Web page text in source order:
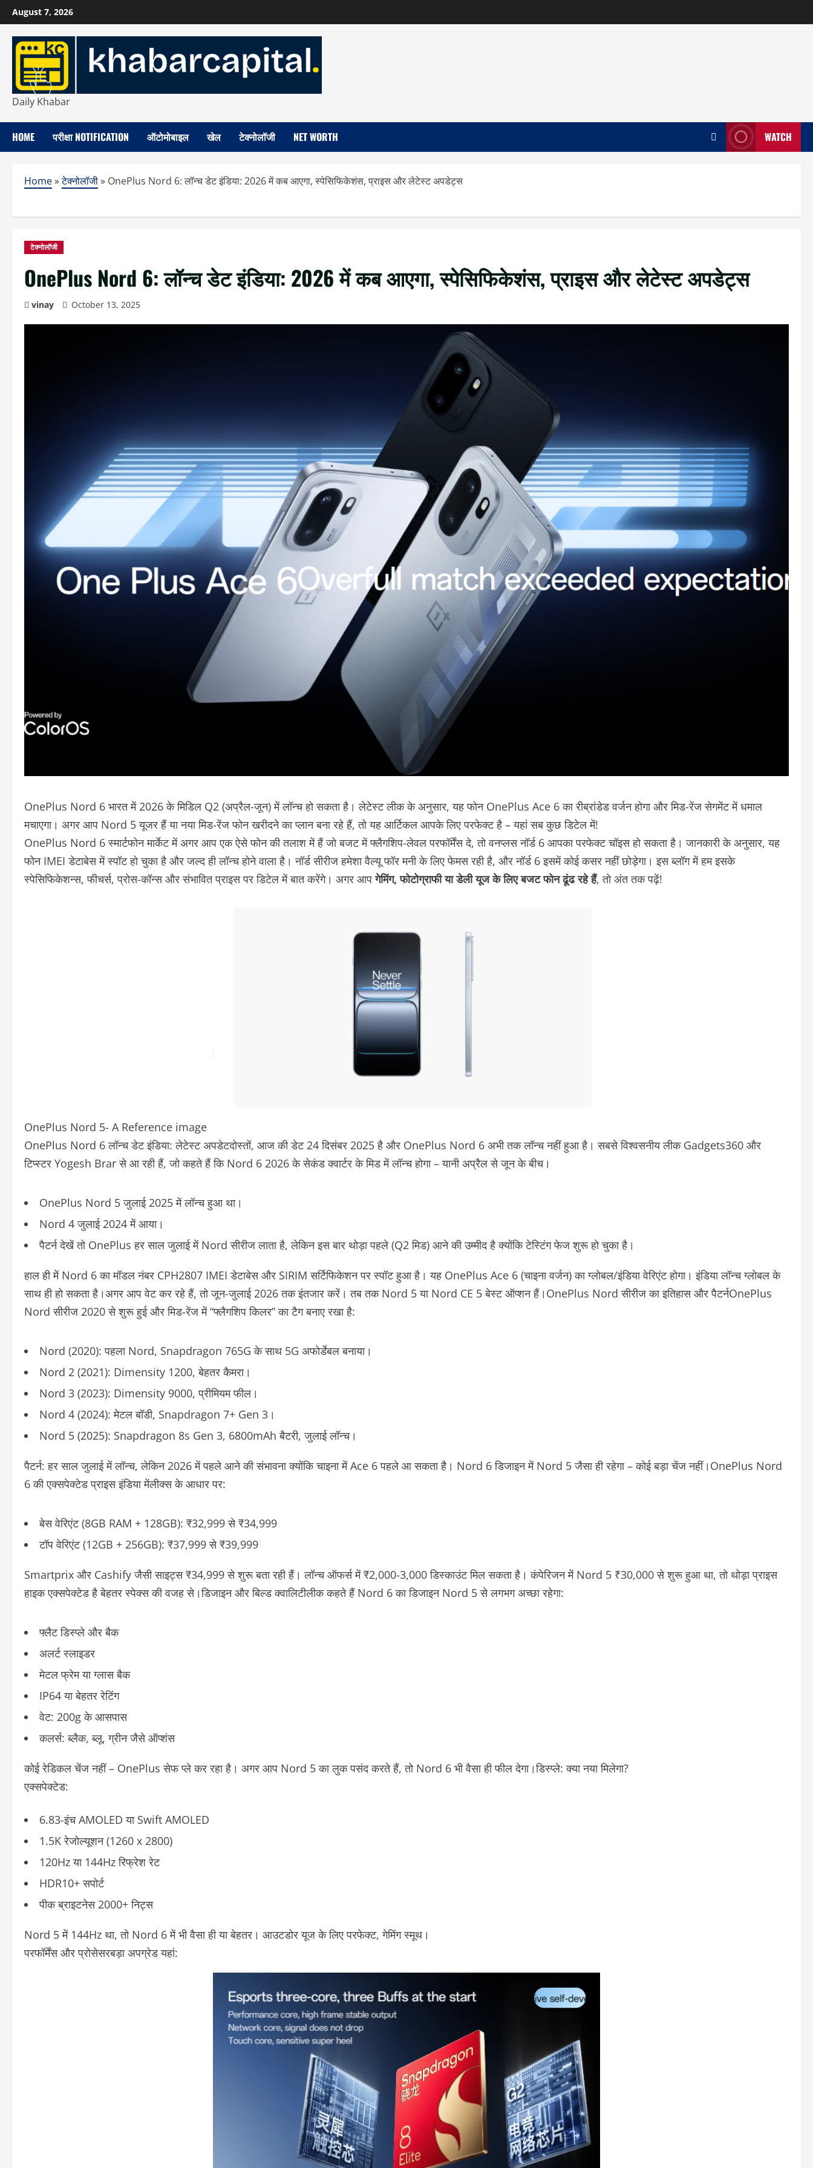
Skip
to
content
August 7, 2026
Daily Khabar
HOME परीक्षा NOTIFICATION ऑटोमोबाइल खेल टेक्नोलॉजी NET WORTH WATCH
Home»टेक्नोलॉजी» OnePlus Nord 6: लॉन्च डेट इंडिया: 2026 में कब आएगा, स्पेसिफिकेशंस, प्राइस और लेटेस्ट अपडेट्स
टेक्नोलॉजी
OnePlus Nord 6: लॉन्च डेट इंडिया: 2026 में कब आएगा, स्पेसिफिकेशंस, प्राइस और लेटेस्ट अपडेट्स
vinay October 13, 2025
OnePlus Nord 6 भारत में 2026 के मिडिल Q2 (अप्रैल-जून) में लॉन्च हो सकता है। लेटेस्ट लीक के अनुसार, यह फोन OnePlus Ace 6 का रीब्रांडेड वर्जन होगा और मिड-रेंज सेगमेंट में धमाल
मचाएगा। अगर आप Nord 5 यूजर हैं या नया मिड-रेंज फोन खरीदने का प्लान बना रहे हैं, तो यह आर्टिकल आपके लिए परफेक्ट है – यहां सब कुछ डिटेल में!
OnePlus Nord 6 स्मार्टफोन मार्केट में अगर आप एक ऐसे फोन की तलाश में हैं जो बजट में फ्लैगशिप-लेवल परफॉर्मेंस दे, तो वनप्लस नॉर्ड 6 आपका परफेक्ट चॉइस हो सकता है। जानकारी के अनुसार, यह
फोन IMEI डेटाबेस में स्पॉट हो चुका है और जल्द ही लॉन्च होने वाला है। नॉर्ड सीरीज हमेशा वैल्यू फॉर मनी के लिए फेमस रही है, और नॉर्ड 6 इसमें कोई कसर नहीं छोड़ेगा। इस ब्लॉग में हम इसके
स्पेसिफिकेशन्स, फीचर्स, प्रोस-कॉन्स और संभावित प्राइस पर डिटेल में बात करेंगे। अगर आपगेमिंग, फोटोग्राफी या डेली यूज के लिए बजट फोन ढूंढ रहे हैं, तो अंत तक पढ़ें!
OnePlus Nord 5- A Reference image
OnePlus Nord 6 लॉन्च डेट इंडिया: लेटेस्ट अपडेटदोस्तों, आज की डेट 24 दिसंबर 2025 है और OnePlus Nord 6 अभी तक लॉन्च नहीं हुआ है। सबसे विश्वसनीय लीक Gadgets360 और
टिप्स्टर Yogesh Brar से आ रही हैं, जो कहते हैं कि Nord 6 2026 के सेकंड क्वार्टर के मिड में लॉन्च होगा– यानी अप्रैल से जून के बीच।
OnePlus Nord 5 जुलाई 2025 में लॉन्च हुआ था।
Nord 4 जुलाई 2024 में आया।
पैटर्न देखें तो OnePlus हर साल जुलाई में Nord सीरीज लाता है, लेकिन इस बार थोड़ा पहले (Q2 मिड) आने की उम्मीद है क्योंकि टेस्टिंग फेज शुरू हो चुका है।
हाल ही में Nord 6 का मॉडल नंबर CPH2807 IMEI डेटाबेस और SIRIM सर्टिफिकेशन पर स्पॉट हुआ है। यह OnePlus Ace 6 (चाइना वर्जन) का ग्लोबल/इंडिया वेरिएंट होगा। इंडिया लॉन्च ग्लोबल के
साथ ही हो सकता है।अगर आप वेट कर रहे हैं, तो जून-जुलाई 2026 तक इंतजार करें। तब तक Nord 5 या Nord CE 5 बेस्ट ऑप्शन हैं। OnePlus Nord सीरीज का इतिहास और पैटर्नOnePlus
Nord सीरीज 2020 से शुरू हुई और मिड-रेंज में “फ्लैगशिप किलर” का टैग बनाए रखा है:
Nord (2020): पहला Nord, Snapdragon 765G के साथ 5G अफोर्डेबल बनाया।
Nord 2 (2021): Dimensity 1200, बेहतर कैमरा।
Nord 3 (2023): Dimensity 9000, प्रीमियम फील।
Nord 4 (2024): मेटल बॉडी, Snapdragon 7+ Gen 3।
Nord 5 (2025): Snapdragon 8s Gen 3, 6800mAh बैटरी, जुलाई लॉन्च।
पैटर्न: हर साल जुलाई में लॉन्च, लेकिन 2026 में पहले आने की संभावना क्योंकि चाइना में Ace 6 पहले आ सकता है। Nord 6 डिजाइन में Nord 5 जैसा ही रहेगा – कोई बड़ा चेंज नहीं। OnePlus Nord
6 की एक्सपेक्टेड प्राइस इंडिया मेंलीक्स के आधार पर:
बेस वेरिएंट (8GB RAM + 128GB): ₹32,999 से ₹34,999
टॉप वेरिएंट (12GB + 256GB): ₹37,999 से ₹39,999
Smartprix और Cashify जैसी साइट्स ₹34,999 से शुरू बता रही हैं। लॉन्च ऑफर्स में ₹2,000-3,000 डिस्काउंट मिल सकता है। कंपेरिजन में Nord 5 ₹30,000 से शुरू हुआ था, तो थोड़ा प्राइस
हाइक एक्सपेक्टेड है बेहतर स्पेक्स की वजह से।डिजाइन और बिल्ड क्वालिटीलीक कहते हैं Nord 6 का डिजाइन Nord 5 से लगभग अच्छारहेगा:
फ्लैट डिस्प्ले और बैक
अलर्ट स्लाइडर
मेटल फ्रेम या ग्लास बैक
IP64 या बेहतर रेटिंग
वेट: 200g के आसपास
कलर्स: ब्लैक, ब्लू, ग्रीन जैसे ऑप्शंस
कोई रेडिकल चेंज नहीं – OnePlus सेफ प्ले कर रहा है। अगर आप Nord 5 का लुक पसंद करते हैं, तो Nord 6 भी वैसा ही फील देगा।डिस्प्ले: क्या नया मिलेगा?
एक्सपेक्टेड:
6.83-इंच AMOLED या Swift AMOLED
1.5K रेजोल्यूशन (1260 x 2800)
120Hz या 144Hz रिफ्रेश रेट
HDR10+ सपोर्ट
पीक ब्राइटनेस 2000+ निट्स
Nord 5 में 144Hz था, तो Nord 6 में भी वैसा ही या बेहतर। आउटडोर यूज के लिए परफेक्ट, गेमिंग स्मूथ।
परफॉर्मेंस और प्रोसेसरबड़ा अपग्रेड यहां: